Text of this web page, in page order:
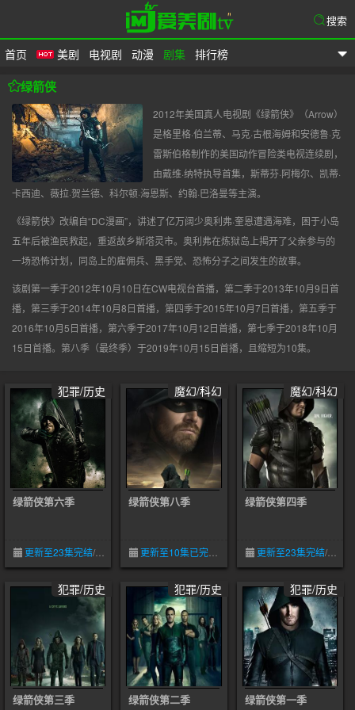
首页 美剧 电视剧 动漫 剧集 排行榜
搜索
绿箭侠
2012年美国真人电视剧《绿箭侠》（Arrow）
是格里格·伯兰蒂、马克·古根海姆和安德鲁·克
雷斯伯格制作的美国动作冒险类电视连续剧，
由戴维·纳特执导首集，斯蒂芬·阿梅尔、凯蒂·
卡西迪、薇拉·贺兰德、科尔顿·海恩斯、约翰·巴洛曼等主演。
《绿箭侠》改编自“DC漫画”，讲述了亿万阔少奥利弗·奎恩遭遇海难，困于小岛
五年后被渔民救起，重返故乡斯塔灵市。奥利弗在炼狱岛上揭开了父亲参与的
一场恐怖计划，同岛上的雇佣兵、黑手党、恐怖分子之间发生的故事。
该剧第一季于2012年10月10日在CW电视台首播，第二季于2013年10月9日首
播，第三季于2014年10月8日首播，第四季于2015年10月7日首播，第五季于
2016年10月5日首播，第六季于2017年10月12日首播，第七季于2018年10月
15日首播。第八季（最终季）于2019年10月15日首播，且缩短为10集。
犯罪/历史
绿箭侠第六季
更新至23集完结/ 05-09
魔幻/科幻
绿箭侠第八季
05-09
魔幻/科幻
绿箭侠第四季
更新至23集完结/3.0
犯罪/历史
绿箭侠第三季
犯罪/历史
绿箭侠第二季
犯罪/历史
绿箭侠第一季